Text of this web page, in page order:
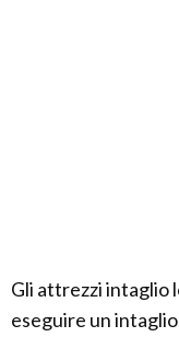
Gli attrezzi intaglio
eseguire un